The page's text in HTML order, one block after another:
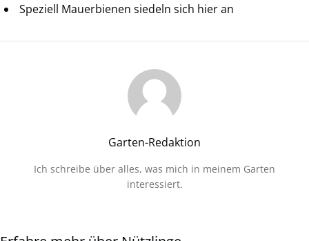
Speziell Mauerbienen siedeln sich hier an
Garten-Redaktion
Ich schreibe über alles, was mich in meinem Garten
interessiert.